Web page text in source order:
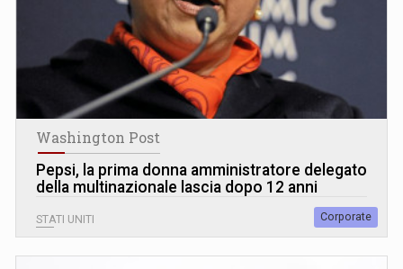
Washington Post
Pepsi, la prima donna amministratore delegato
della multinazionale lascia dopo 12 anni
STATI UNITI Corporate